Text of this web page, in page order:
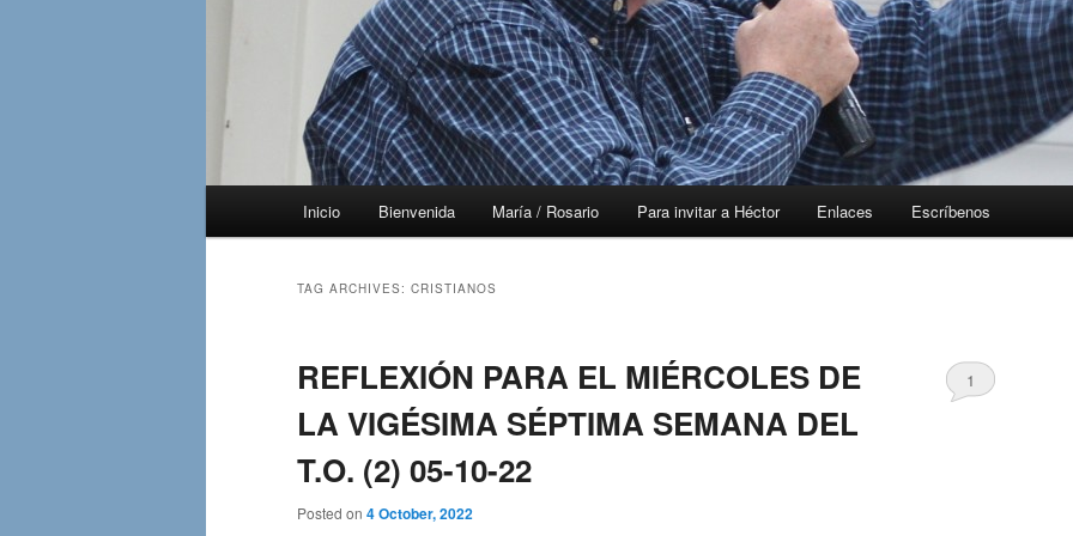
Inicio Bienvenida María / Rosario Para invitar a Héctor Enlaces Escríbenos
TAG ARCHIVES: CRISTIANOS
REFLEXIÓN PARA EL MIÉRCOLES DE
LA VIGÉSIMA SÉPTIMA SEMANA DEL
T.O. (2) 05-10-22
Posted on 4 October, 2022
1